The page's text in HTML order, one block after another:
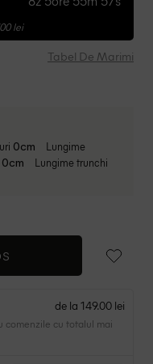
lei
Tabel De Marimi
0cm
Lungime
0cm Lungime trunchi
de la 149.00 lei
comenzile cu totalul mai